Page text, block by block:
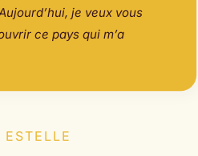
je veux vous
ce pays qui m’a